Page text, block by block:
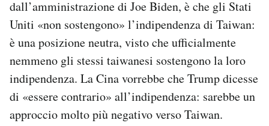
dall’amministrazione di Joe Biden, è che gli Stati
Uniti «non sostengono» l’indipendenza di Taiwan:
è una posizione neutra, visto che ufficialmente
nemmeno gli stessi taiwanesi sostengono la loro
indipendenza. La Cina vorrebbe che Trump dicesse
di «essere contrario» all’indipendenza: sarebbe un
approccio molto più negativo verso Taiwan.